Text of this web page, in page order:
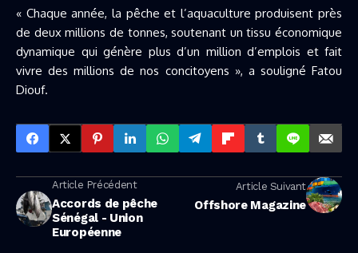
« Chaque année, la pêche et l’aquaculture produisent près
de deux millions de tonnes, soutenant un tissu économique
dynamique qui génère plus d’un million d’emplois et fait
vivre des millions de nos concitoyens », a souligné Fatou
Diouf.
Article Précédent
Accords de pêche
Sénégal - Union
Européenne
Article Suivant
Offshore Magazine